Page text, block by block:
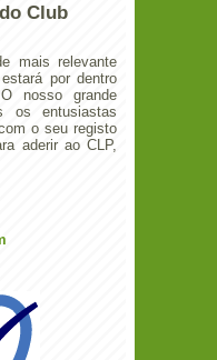
Club
mais relevante
por dentro
nosso grande
os entusiastas
o seu registo
aderir ao CLP,